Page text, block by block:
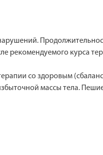
рекомендуемого курса
со здоровым
массы тела.